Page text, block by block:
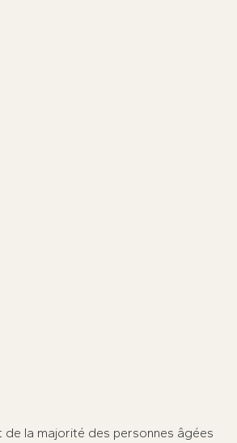
de la majorité des personnes âgées